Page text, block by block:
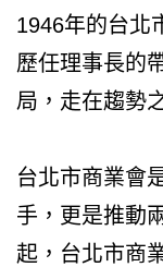
1946年的台北
歷任理事長的
局，走在趨勢
台北市商業會
手，更是推動
起，台北市商